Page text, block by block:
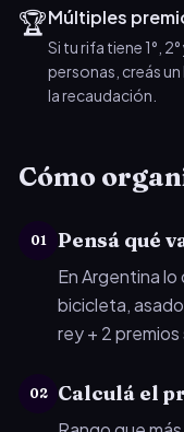
🏆Múltiples
Si tu rifa tiene 1°,
personas, creás
la recaudación.
Cómo
01 Pensá qué
En Argentina
bicicleta,
rey + 2
02 Calculá el